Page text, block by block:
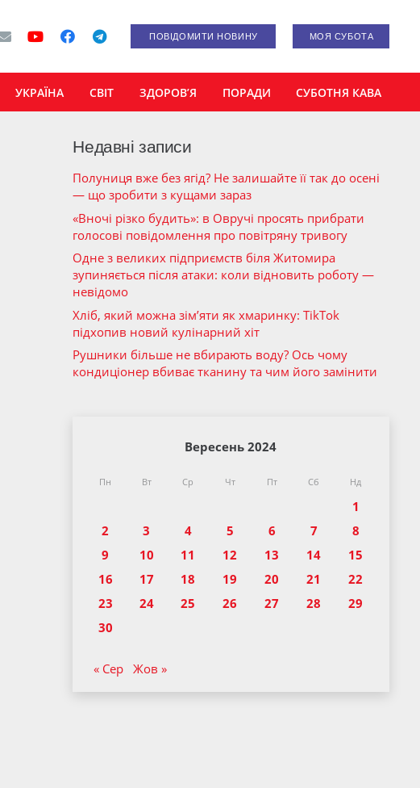
ПОВІДОМИТИ НОВИНУ МОЯ СУБОТА
УКРАЇНА СВІТ ЗДОРОВ’Я ПОРАДИ СУБОТНЯ КАВА
Недавні записи
Полуниця вже без ягід? Не залишайте її так до осені
— що зробити з кущами зараз
«Вночі різко будить»: в Овручі просять прибрати
голосові повідомлення про повітряну тривогу
Одне з великих підприємств біля Житомира
зупиняється після атаки: коли відновить роботу —
невідомо
Хліб, який можна зім’яти як хмаринку: TikTok
підхопив новий кулінарний хіт
Рушники більше не вбирають воду? Ось чому
кондиціонер вбиває тканину та чим його замінити
Вересень 2024
Пн Вт Ср Чт Пт Сб Нд
1
2
3 4 5 6 7
8
9
10 11 12 13 14
15
16
17 18 19 20 21
22
23
24 25 26 27 28
29
30
« Сер Жов »